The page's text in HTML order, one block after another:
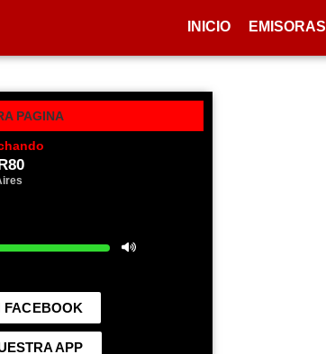
INICIO EMISORAS
PAGINA
FACEBOOK
APP